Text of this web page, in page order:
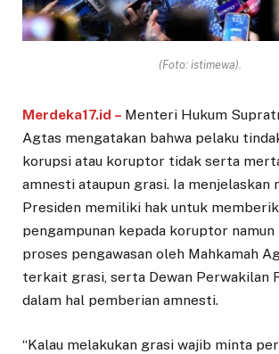
(Foto: istimewa).
Merdeka17.id – Menteri Hukum
Agtas mengatakan bahwa pelaku
korupsi atau koruptor tidak serta
amnesti ataupun grasi. Ia menjelaskan
Presiden memiliki hak untuk
pengampunan kepada koruptor
proses pengawasan oleh Mahkamah
terkait grasi, serta Dewan Perwakilan
dalam hal pemberian amnesti.
“Kalau melakukan grasi wajib minta